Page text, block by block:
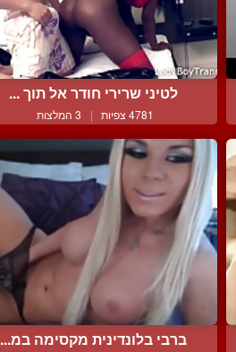
לטיני שרירי חודר אל תוך ...
4781 צפיות | 3 המלצות
ברבי בלונדינית מקסימה במ...